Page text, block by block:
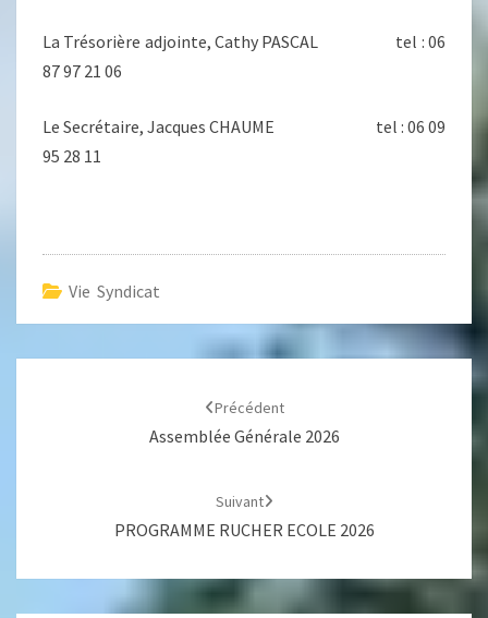
La Trésorière adjointe, Cathy PASCAL tel : 06
87 97 21 06
Le Secrétaire, Jacques CHAUME tel : 06 09
95 28 11
Vie Syndicat
Précédent
Assemblée Générale 2026
Suivant
PROGRAMME RUCHER ECOLE 2026